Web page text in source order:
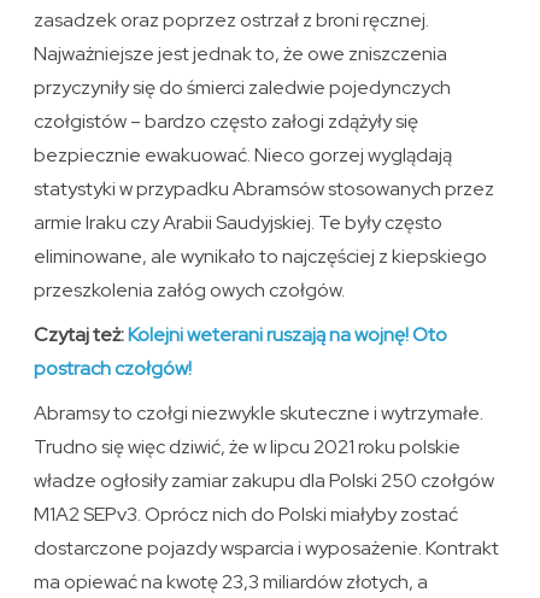
zasadzek oraz poprzez ostrzał z broni ręcznej.
Najważniejsze jest jednak to, że owe zniszczenia
przyczyniły się do śmierci zaledwie pojedynczych
czołgistów – bardzo często załogi zdążyły się
bezpiecznie ewakuować. Nieco gorzej wyglądają
statystyki w przypadku Abramsów stosowanych przez
armie Iraku czy Arabii Saudyjskiej. Te były często
eliminowane, ale wynikało to najczęściej z kiepskiego
przeszkolenia załóg owych czołgów.
Czytaj też:Kolejni weterani ruszają na wojnę! Oto
postrach czołgów!
Abramsy to czołgi niezwykle skuteczne i wytrzymałe.
Trudno się więc dziwić, że w lipcu 2021 roku polskie
władze ogłosiły zamiar zakupu dla Polski 250 czołgów
M1A2 SEPv3. Oprócz nich do Polski miałyby zostać
dostarczone pojazdy wsparcia i wyposażenie. Kontrakt
ma opiewać na kwotę 23,3 miliardów złotych, a